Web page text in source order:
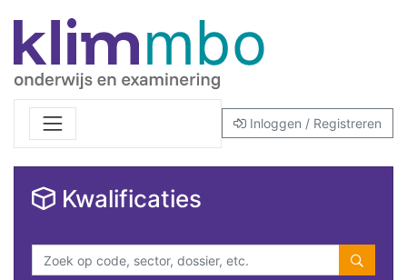
Inloggen / Registreren
Kwalificaties